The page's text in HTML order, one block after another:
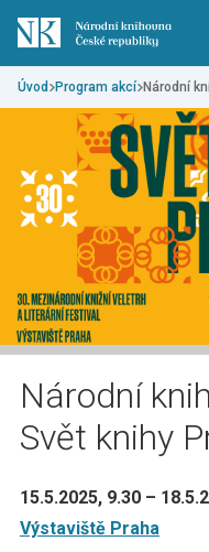
Úvod Program akcí Národní
Národní
Svět knihy
15.5.2025, 9.30–
Výstaviště Praha